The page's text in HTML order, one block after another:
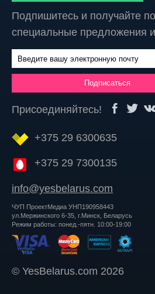
Подпишитесь и получайте
специальные предложения
Присоединяйтесь!
+375 29 6300635
+375 29 7300135
info@yesbelarus.com
ЧУП ПроектМедиа УНП190958443
ул.Мержинского 6-35, г.Минск, Беларусь
Режим работы: понед.-пятн. 10:00-19:00
© YesBelarus.com 2026